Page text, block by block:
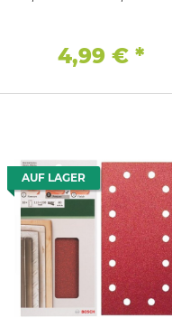
4,99 € *
AUF LAGER